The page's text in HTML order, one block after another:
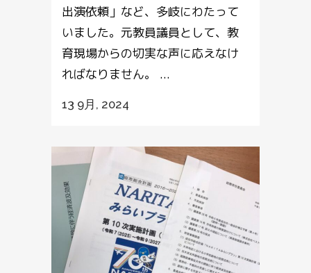
出演依頼」など、多岐にわたって
いました。元教員議員として、教
育現場からの切実な声に応えなけ
ればなりません。 ...
13 9月, 2024